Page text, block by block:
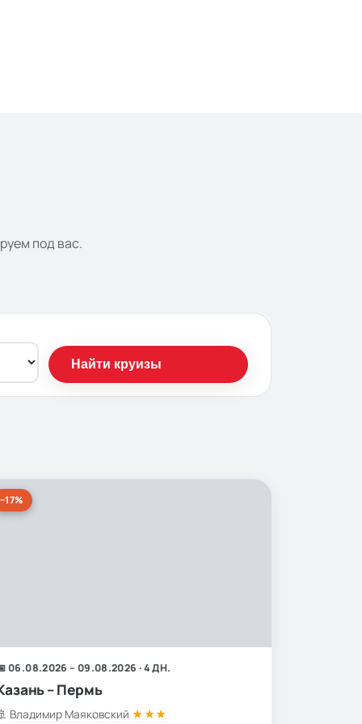
под вас.
Найти круизы
−17%
06.08.2026 – 09.08.2026 · 4 ДН.
– Пермь
Владимир Маяковский ★★★